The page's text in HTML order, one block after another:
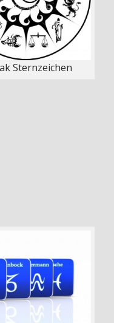
Sternzeichen